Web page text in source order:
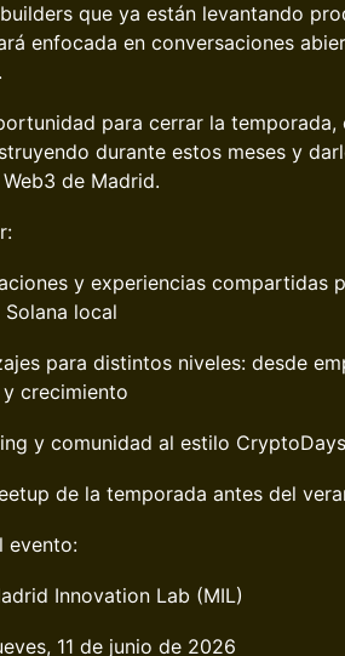
que ya están levantando
enfocada en conversaciones
para cerrar la
durante estos meses y
de Madrid.
y experiencias compartidas
local
para distintos niveles: desde
crecimiento
y comunidad al estilo
de la temporada antes del
evento:
Innovation Lab (MIL)
11 de junio de 2026